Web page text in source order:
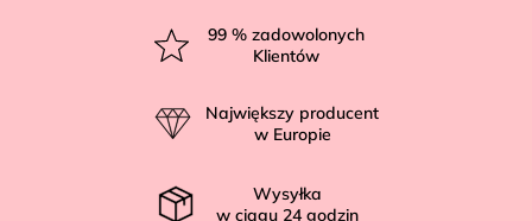
99 % zadowolonych
Klientów
Największy producent
w Europie
Wysyłka
w ciągu 24 godzin